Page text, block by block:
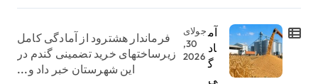
آم
اد
گ
ی
جولای
30,
2026
فرماندار هشترود از آمادگی کامل
زیرساختهای خرید تضمینی گندم در
این شهرستان خبر داد و...